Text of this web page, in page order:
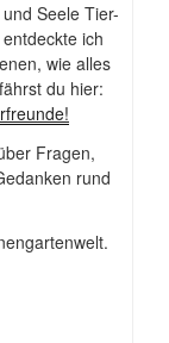
Seele Tier-
ich
wie alles
du hier:
Fragen,
rund